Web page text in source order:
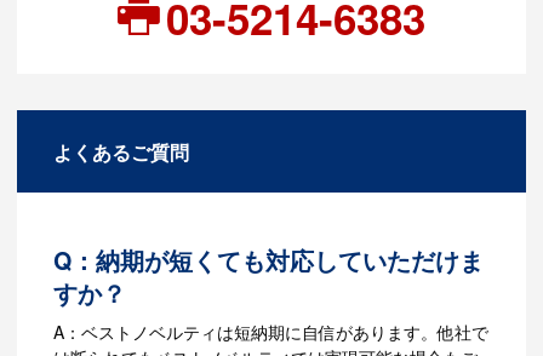
03-5214-6383
よくあるご質問
Q：納期が短くても対応していただけま
すか？
A：ベストノベルティは短納期に自信があります。他社で